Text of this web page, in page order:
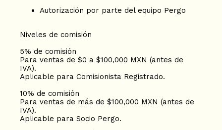
Autorización por parte del equipo Pergo
Niveles de comisión
5% de comisión
Para ventas de $0 a $100,000 MXN (antes de
IVA).
Aplicable para Comisionista Registrado.
10% de comisión
Para ventas de más de $100,000 MXN (antes de
IVA).
Aplicable para Socio Pergo.